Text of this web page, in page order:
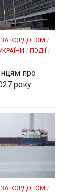
ЗА КОРДОНОМ /
/ ПОДІЇ /
про
року
ЗА КОРДОНОМ /